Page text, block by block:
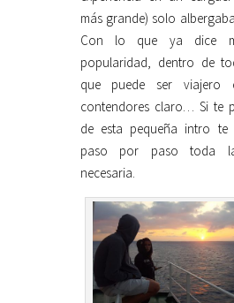
más grande) solo
Con lo que ya dice
popularidad, dentro de
que puede ser viajero
contendores claro… Si te
de esta pequeña intro te
paso por paso toda
necesaria.